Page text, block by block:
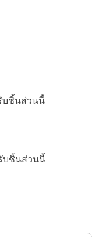
บชิ้นส่วนนี้
บชิ้นส่วนนี้